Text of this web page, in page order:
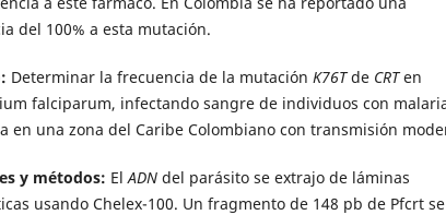
del 100% a esta mutación.
Determinar la frecuencia de la mutación K76Tde CRTen
falciparum, infectando sangre de individuos con
en una zona del Caribe Colombiano con transmisión
y métodos: ElADN del parásito se extrajo de láminas
usando Chelex-100. Un fragmento de 148 pb de Pfcrt se